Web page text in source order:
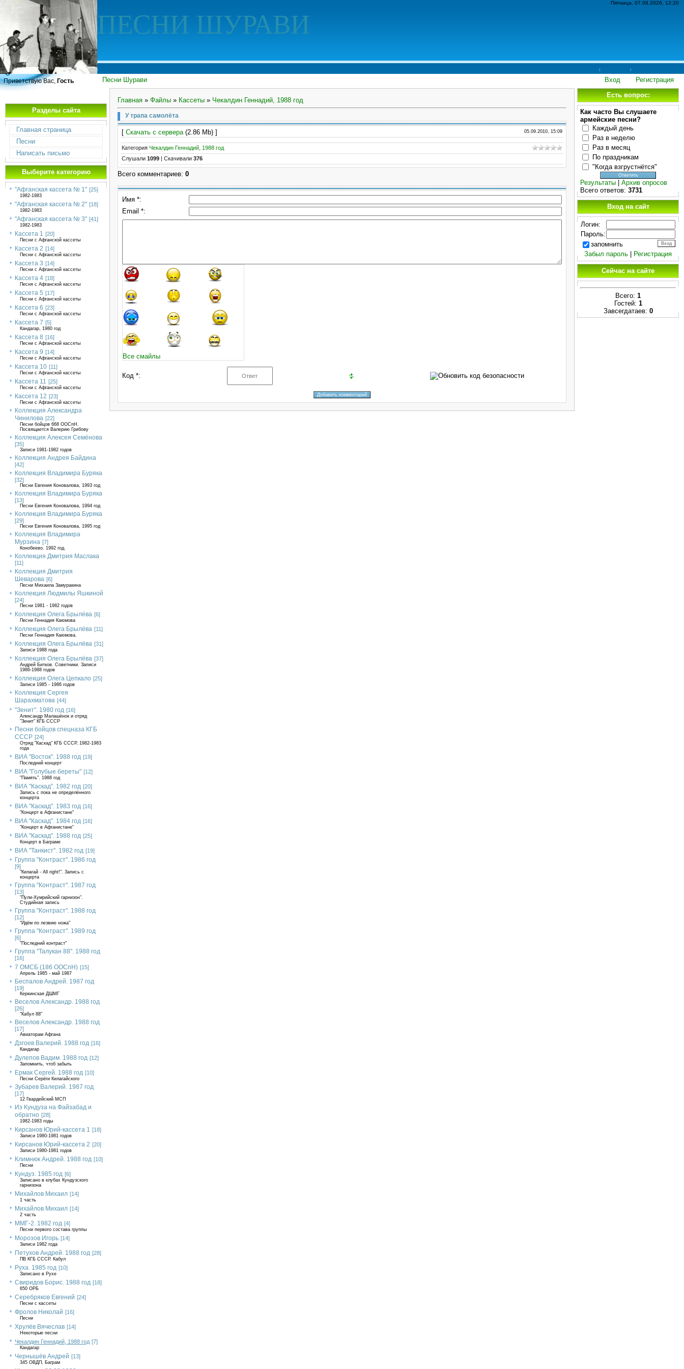
Пятница, 07.08.2026, 12:20
ПЕСНИ ШУРАВИ
Песни Шурави Регистрация
Вход
Приветствую Вас, Гость
Разделы сайта
Главная страница
Песни
Написать письмо
Выберите категорию
"Афганская кассета № 1" [25]
1982-1983
"Афганская кассета № 2" [18]
1982-1983
"Афганская кассета № 3" [41]
1982-1983
Кассета 1 [20]
Песни с Афганской кассеты
Кассета 2 [14]
Песни с Афганской кассеты
Кассета 3 [14]
Песни с Афганской кассеты
Кассета 4 [18]
Песня с Афганской кассеты
Кассета 5 [17]
Песни с Афганской кассеты
Кассета 6 [23]
Песни с Афганской кассеты
Кассета 7 [5]
Кандагар, 1980 год
Кассета 8 [16]
Песни с Афганской кассеты
Кассета 9 [14]
Песни с Афганской кассеты
Кассета 10 [11]
Песни с Афганской кассеты
Кассета 11 [25]
Песни с Афганской кассеты
Кассета 12 [23]
Песни с Афганской кассеты
Коллекция Александра
Чинилова [22]
Песни бойцов 668 ООСпН.
Посвящается Валерию Грибову
Коллекция Алексея Семёнова
[35]
Записи 1981-1982 годов
Коллекция Андрея Байдина
[42]
Коллекция Владимира Буряка
[32]
Песни Евгения Коновалова, 1993 год
Коллекция Владимира Буряка
[13]
Песни Евгения Коновалова, 1994 год
Коллекция Владимира Буряка
[29]
Песни Евгения Коновалова, 1995 год
Коллекция Владимира
Мурзина [7]
Конобеево. 1992 год.
Коллекция Дмитрия Маслака
[11]
Коллекция Дмитрия
Шеварова [6]
Песни Михаила Замуракина
Коллекция Людмилы Яшкиной
[24]
Песни 1981 - 1982 годов
Коллекция Олега Брылёва [6]
Песни Геннадия Каюмова
Коллекция Олега Брылёва [11]
Песни Геннадия Каюмова.
Коллекция Олега Брылёва [31]
Записи 1988 года
Коллекция Олега Брылёва [37]
Андрей Битков. Советники. Записи
1986-1988 годов
Коллекция Олега Цепкало [25]
Записи 1985 - 1986 годов
Коллекция Сергея
Шарахматова [44]
"Зенит". 1980 год [16]
Александр Малашёнок и отряд
"Зенит" КГБ СССР
Песни бойцов спецназа КГБ
СССР [24]
Отряд "Каскад" КГБ СССР, 1982-1983
года
ВИА "Восток". 1988 год [19]
Последний концерт
ВИА "Голубые береты" [12]
"Память". 1988 год
ВИА "Каскад". 1982 год [20]
Запись с пока не определённого
концерта
ВИА "Каскад". 1983 год [16]
"Концерт в Афганистане"
ВИА "Каскад". 1984 год [16]
"Концерт в Афганистане"
ВИА "Каскад". 1988 год [25]
Концерт в Баграме
ВИА "Танкист". 1982 год [19]
Группа "Контраст". 1986 год
[9]
"Килагай - All right!". Запись с
концерта
Группа "Контраст". 1987 год
[13]
"Пули-Хумрийский гарнизон".
Студийная запись
Группа "Контраст". 1988 год
[12]
"Идём по лезвию ножа"
Группа "Контраст". 1989 год
[6]
"Последний контраст"
Группа "Талукан 88". 1988 год
[16]
7 ОМСБ (186 ООСпН) [15]
Апрель 1985 - май 1987
Беспалов Андрей. 1987 год
[19]
Керкинская ДШМГ
Веселов Александр. 1988 год
[26]
"Кабул 88"
Веселов Александр. 1988 год
[17]
Авиаторам Афгана
Дзгоев Валерий. 1988 год [16]
Кандагар
Дулепов Вадим. 1988 год [12]
Запомнить, чтоб забыть
Ермак Сергей. 1988 год [10]
Песни Серёги Килагайского
Зубарев Валерий. 1987 год
[17]
12 Гвардейский МСП
Из Кундуза на Файзабад и
обратно [28]
1982-1983 годы
Кирсанов Юрий-кассета 1 [18]
Записи 1980-1981 годов
Кирсанов Юрий-кассета 2 [20]
Записи 1980-1981 годов
Климнюк Андрей. 1988 год [10]
Песни
Кундуз. 1985 год [6]
Записано в клубах Кундузского
гарнизона
Михайлов Михаил [14]
1 часть
Михайлов Михаил [14]
2 часть
ММГ-2. 1982 год [4]
Песни первого состава группы
Морозов Игорь [14]
Записи 1982 года
Петухов Андрей. 1988 год [28]
ПВ КГБ СССР. Кабул
Руха. 1985 год [10]
Записано в Рухе
Свиридов Борис. 1988 год [18]
650 ОРБ
Серебряков Евгений [24]
Песни с кассеты
Фролов Николай [16]
Песни
Хрулёв Вячеслав [14]
Некоторые песни
Чекалдин Геннадий, 1988 год [7]
Кандагар
Чернышёв Андрей [13]
345 ОВДП, Баграм
Главная » Файлы » Кассеты » Чекалдин Геннадий, 1988 год
У трапа самолёта
[ Скачать с сервера(2.86 Mb) ] 05.09.2010, 15:09
Категория Чекалдин Геннадий, 1988 год
Слушали 1099 Скачивали 376
Всего комментариев: 0
Имя *:
Email *:
Все смайлы
Код *:
Есть вопрос:
Как часто Вы слушаете
армейские песни?
Каждый день
Раз в неделю
Раз в месяц
По праздникам
"Когда взгрустнётся"
Результаты
Архив опросов
Всего ответов: 3731
Вход на сайт
Логин:
Пароль:
запомнить
Забыл пароль
Регистрация
Сейчас на сайте
Всего: 1
Гостей: 1
Завсегдатаев: 0